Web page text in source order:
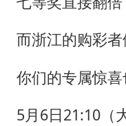
而浙江的购彩者
你们的专属惊
5月6日21:10（